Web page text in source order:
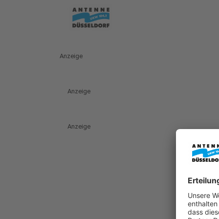
Anzeige
Anzeige
Anzeige